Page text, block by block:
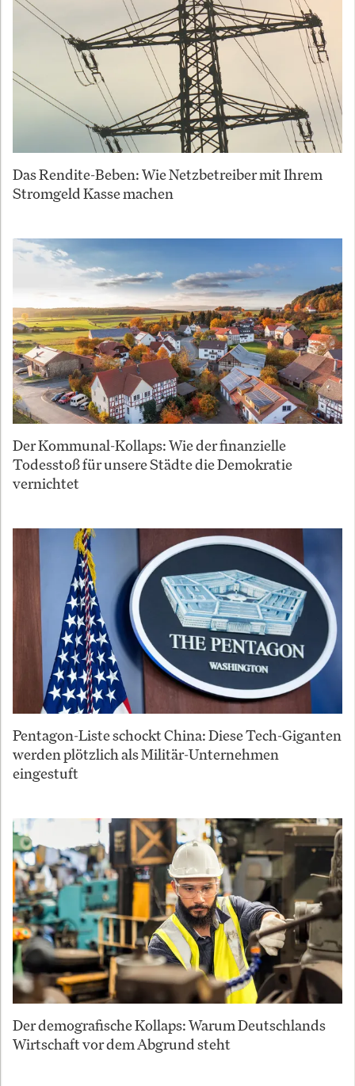
Das Rendite-Beben: Wie Netzbetreiber mit Ihrem
Stromgeld Kasse machen
Der Kommunal-Kollaps: Wie der finanzielle
Todesstoß für unsere Städte die Demokratie
vernichtet
Pentagon-Liste schockt China: Diese Tech-Giganten
werden plötzlich als Militär-Unternehmen
eingestuft
Der demografische Kollaps: Warum Deutschlands
Wirtschaft vor dem Abgrund steht